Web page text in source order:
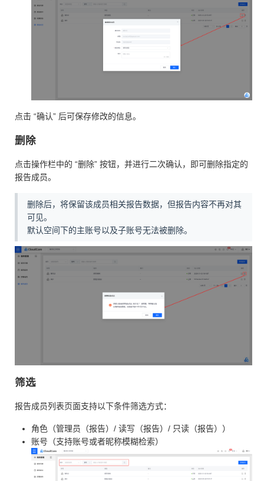
点击 “确认” 后可保存修改的信息。
删除
点击操作栏中的 “删除” 按钮，并进行二次确认，即可删除指定的
报告成员。
删除后，将保留该成员相关报告数据，但报告内容不再对其
可见。
默认空间下的主账号以及子账号无法被删除。
筛选
报告成员列表页面支持以下条件筛选方式：
角色（管理员（报告）/ 读写（报告）/ 只读（报告））
账号（支持账号或者昵称模糊检索）